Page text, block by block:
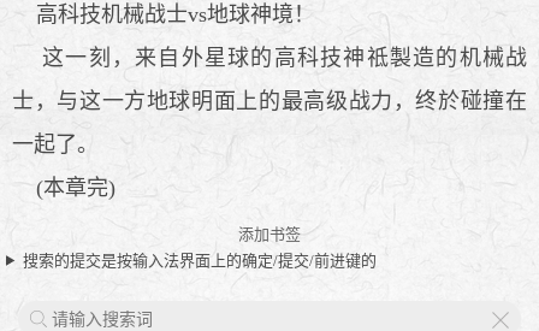
高科技机械战士vs地球神境！
这一刻，来自外星球的高科技神祗製造的机械战
士，与这一方地球明面上的最高级战力，终於碰撞在
一起了。
(本章完)
添加书签
搜索的提交是按输入法界面上的确定/提交/前进键的